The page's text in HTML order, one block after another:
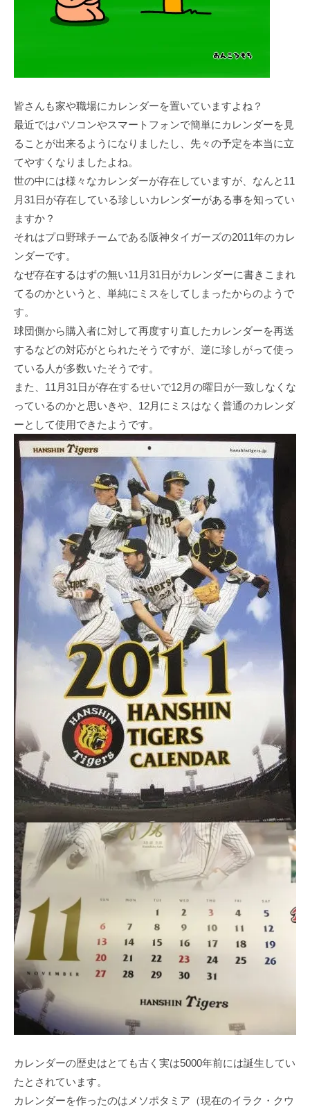
皆さんも家や職場にカレンダーを置いていますよね？
最近ではパソコンやスマートフォンで簡単にカレンダーを見
ることが出来るようになりましたし、先々の予定を本当に立
てやすくなりましたよね。
世の中には様々なカレンダーが存在していますが、なんと11
月31日が存在している珍しいカレンダーがある事を知ってい
ますか？
それはプロ野球チームである阪神タイガーズの2011年のカレ
ンダーです。
なぜ存在するはずの無い11月31日がカレンダーに書きこまれ
てるのかというと、単純にミスをしてしまったからのようで
す。
球団側から購入者に対して再度すり直したカレンダーを再送
するなどの対応がとられたそうですが、逆に珍しがって使っ
ている人が多数いたそうです。
また、11月31日が存在するせいで12月の曜日が一致しなくな
っているのかと思いきや、12月にミスはなく普通のカレンダ
ーとして使用できたようです。
カレンダーの歴史はとても古く実は5000年前には誕生してい
たとされています。
カレンダーを作ったのはメソポタミア（現在のイラク・クウ